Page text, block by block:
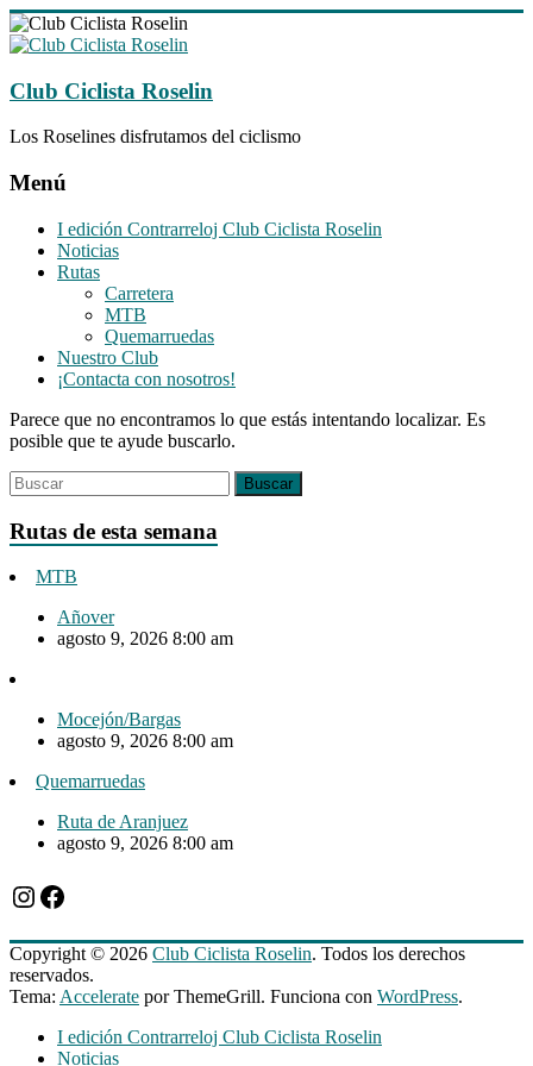
Saltar
al
Club Ciclista Roselin
Los Roselines disfrutamos del ciclismo
Menú
I edición Contrarreloj Club Ciclista Roselin
Noticias
Rutas
Carretera
MTB
Quemarruedas
Nuestro Club
¡Contacta con nosotros!
Parece que no encontramos lo que estás intentando localizar. Es
posible que te ayude buscarlo.
Rutas de esta semana
MTB
Añover
agosto 9, 2026 8:00 am
Mocejón/Bargas
agosto 9, 2026 8:00 am
Quemarruedas
Ruta de Aranjuez
agosto 9, 2026 8:00 am
Instagram
Facebook
Copyright © 2026 Club Ciclista Roselin. Todos los derechos
reservados.
Tema: Accelerate por ThemeGrill. Funciona con WordPress.
I edición Contrarreloj Club Ciclista Roselin
Noticias